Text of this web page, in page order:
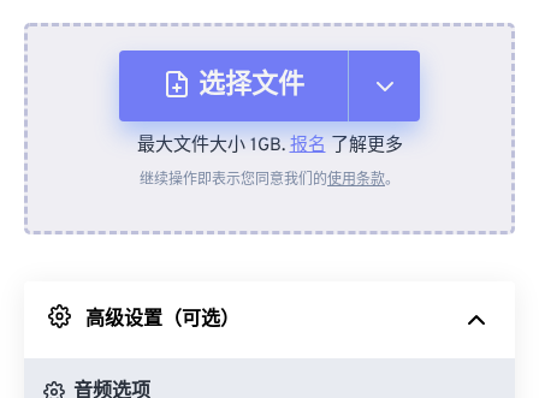
选择文件
从设备
来自 Google Drive
最大文件大小 1GB.报名了解更多
继续操作即表示您同意我们的使用条款。
高级设置（可选）
音频选项